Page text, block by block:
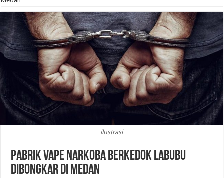
ilustrasi
Pabrik Vape Narkoba Berkedok Labubu
Dibongkar di Medan